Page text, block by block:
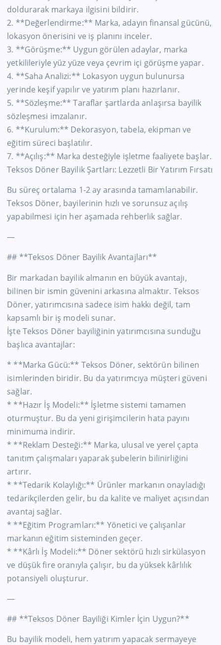
doldurarak markaya ilgisini bildirir.
2. **Değerlendirme:** Marka, adayın finansal gücünü,
lokasyon önerisini ve iş planını inceler.
3. **Görüşme:** Uygun görülen adaylar, marka
yetkilileriyle yüz yüze veya çevrim içi görüşme yapar.
4. **Saha Analizi:** Lokasyon uygun bulunursa
yerinde keşif yapılır ve yatırım planı hazırlanır.
5. **Sözleşme:** Taraflar şartlarda anlaşırsa bayilik
sözleşmesi imzalanır.
6. **Kurulum:** Dekorasyon, tabela, ekipman ve
eğitim süreci başlatılır.
7. **Açılış:** Marka desteğiyle işletme faaliyete başlar.
Teksos Döner Bayilik Şartları: Lezzetli Bir Yatırım Fırsatı
Bu süreç ortalama 1-2 ay arasında tamamlanabilir.
Teksos Döner, bayilerinin hızlı ve sorunsuz açılış
yapabilmesi için her aşamada rehberlik sağlar.
—
## **Teksos Döner Bayilik Avantajları**
Bir markadan bayilik almanın en büyük avantajı,
bilinen bir ismin güvenini arkasına almaktır. Teksos
Döner, yatırımcısına sadece isim hakkı değil, tam
kapsamlı bir iş modeli sunar.
İşte Teksos Döner bayiliğinin yatırımcısına sunduğu
başlıca avantajlar:
* **Marka Gücü:** Teksos Döner, sektörün bilinen
isimlerinden biridir. Bu da yatırımcıya müşteri güveni
sağlar.
* **Hazır İş Modeli:** İşletme sistemi tamamen
oturmuştur. Bu da yeni girişimcilerin hata payını
minimuma indirir.
* **Reklam Desteği:** Marka, ulusal ve yerel çapta
tanıtım çalışmaları yaparak şubelerin bilinirliğini
artırır.
* **Tedarik Kolaylığı:** Ürünler markanın onayladığı
tedarikçilerden gelir, bu da kalite ve maliyet açısından
avantaj sağlar.
* **Eğitim Programları:** Yönetici ve çalışanlar
markanın eğitim sisteminden geçer.
* **Kârlı İş Modeli:** Döner sektörü hızlı sirkülasyon
ve düşük fire oranıyla çalışır, bu da yüksek kârlılık
potansiyeli oluşturur.
—
## **Teksos Döner Bayiliği Kimler İçin Uygun?**
Bu bayilik modeli, hem yatırım yapacak sermayeye